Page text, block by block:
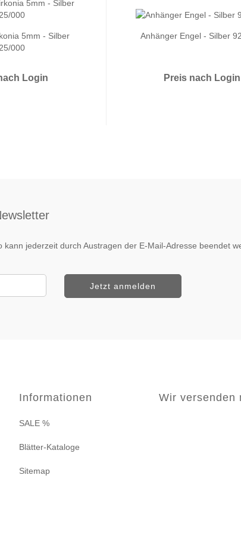
5mm - Silber
000
Login
Anhänger Engel - Silber
Preis nach Login
jederzeit durch Austragen der E-Mail-Adresse beendet
Informationen
SALE %
Blätter-Kataloge
Sitemap
Wir versenden